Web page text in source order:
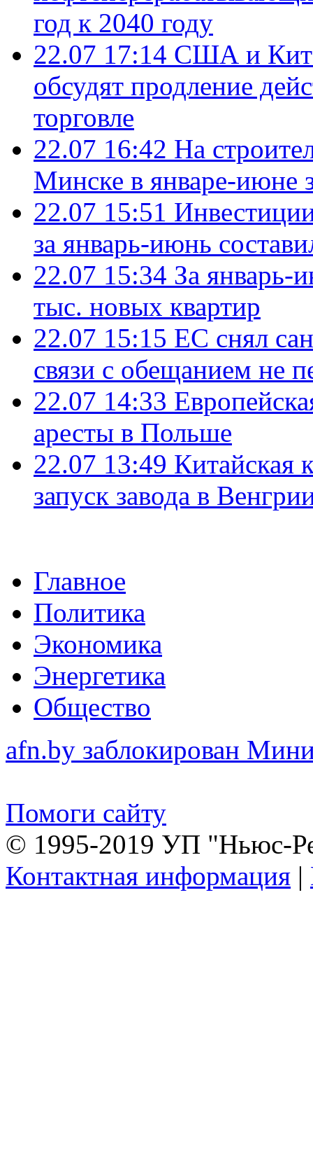
год к 2040 году
22.07 17:14 США и
обсудят продление
торговле
22.07 16:42 На
Минске в январе-июне
22.07 15:51
за январь-июнь
22.07 15:34 За январь-
тыс. новых квартир
22.07 15:15 ЕС снял
связи с обещанием не
22.07 14:33
аресты в Польше
22.07 13:49 Китайская
запуск завода в
Главное
Политика
Экономика
Энергетика
Общество
afn.by заблокирован
Помоги сайту
© 1995-2019 УП "Ньюс-
Контактная информация |